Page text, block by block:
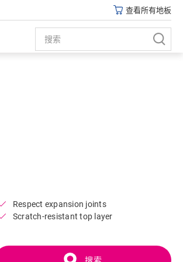
查看所有地板
Respect expansion joints
Scratch-resistant top layer
搜索